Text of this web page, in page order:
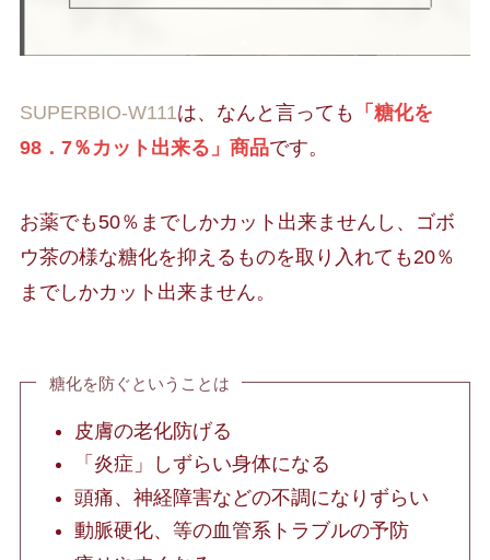
SUPERBIO-W111は、なんと言っても
「糖化を
98．7％カット出来る」商品です。
お薬でも50％までしかカット出来ませんし、ゴボ
ウ茶の様な糖化を抑えるものを取り入れても20％
までしかカット出来ません。
糖化を防ぐということは
皮膚の老化防げる
「炎症」しずらい身体になる
頭痛、神経障害などの不調になりずらい
動脈硬化、等の血管系トラブルの予防